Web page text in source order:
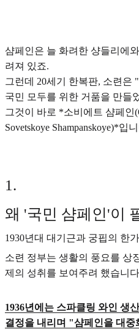
샴페인은 늘 화려한 샹들리에
려져 있죠.
그런데 20세기 한복판, 소련은
국민 모두를 위한 거품을 만들
그것이 바로 *소비에트 샴페인
Sovetskoye Shampanskoye)*입
1 .
왜 '국민 샴페인'이
1930년대 대기근과 궁핍의 한
소련 정부는 생활의 풍요를 상
제의 성취를 보여주려 했습니
1936년에는 스파클링 와인 생
결정을 내리며 "샴페인을 대